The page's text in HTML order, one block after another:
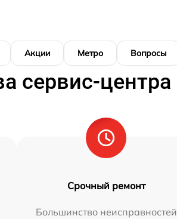
Акции Метро Вопросы
сервис-центра
Срочный ремонт
Большинство неисправностей